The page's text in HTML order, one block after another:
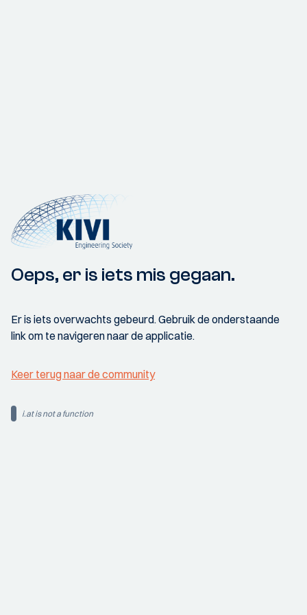
Oeps, er is iets mis gegaan.
Er is iets overwachts gebeurd. Gebruik de onderstaande
link om te navigeren naar de applicatie.
Keer terug naar de community
i.at is not a function